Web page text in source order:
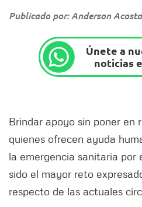
Publicado por: Anderson Acosta
Únete a
noticias
Brindar apoyo sin poner en
quienes ofrecen ayuda
la emergencia sanitaria por
sido el mayor reto
respecto de las actuales